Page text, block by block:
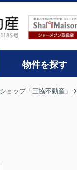
物件を探す
ョップ「三協不動産」